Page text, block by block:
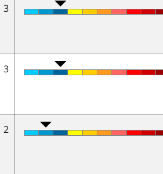
3
3
2